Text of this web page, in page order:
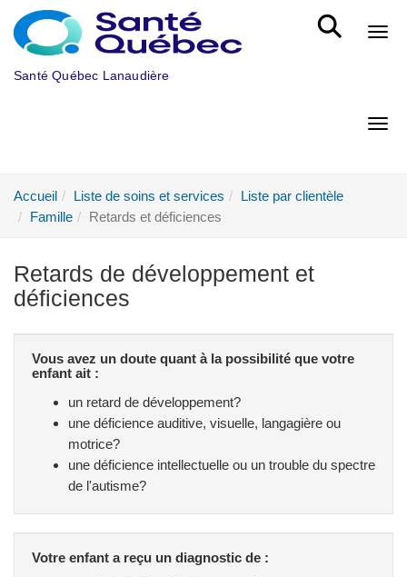
Aller au menu principal
Santé Québec Lanaudière
Accueil Liste de soins et services
Liste par clientèle
Famille
Retards et déficiences
Retards de développement et
déficiences
Vous avez un doute quant à la possibilité que votre
enfant ait :
un retard de développement?
une déficience auditive, visuelle, langagière ou
motrice?
une déficience intellectuelle ou un trouble du spectre
de l'autisme?
Votre enfant a reçu un diagnostic de :